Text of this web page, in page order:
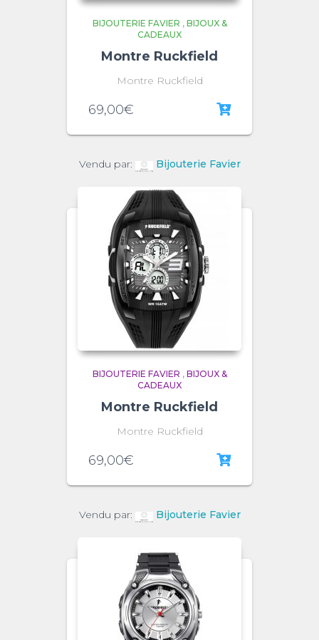
BIJOUTERIE FAVIER , BIJOUX &
CADEAUX
Montre Ruckfield
Montre Ruckfield
69,00€
Vendu par: Bijouterie Favier
BIJOUTERIE FAVIER , BIJOUX &
CADEAUX
Montre Ruckfield
Montre Ruckfield
69,00€
Vendu par: Bijouterie Favier